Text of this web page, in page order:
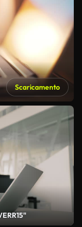
Scaricamento